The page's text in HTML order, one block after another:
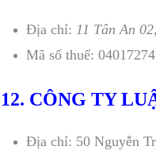
Địa chỉ: 11 Tân An
Mã số thuế:
12. CÔNG TY
Địa chỉ: 50 Nguyễn